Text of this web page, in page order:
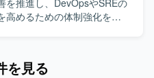
だきます。 システムの監
ム信頼性の指標化と改善を
を推進し、DevOpsやSREの
高めるための体制強化を行
速かつ安全にデプロイでき
を見る